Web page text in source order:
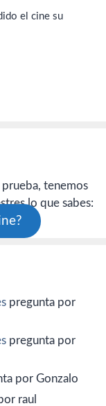
tenemos
lo que sabes:
pregunta por
pregunta por
por Gonzalo
raul